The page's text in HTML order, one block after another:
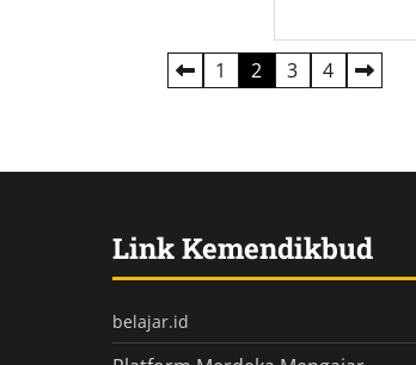
1 2 3 4
Link Kemendikbud
belajar.id